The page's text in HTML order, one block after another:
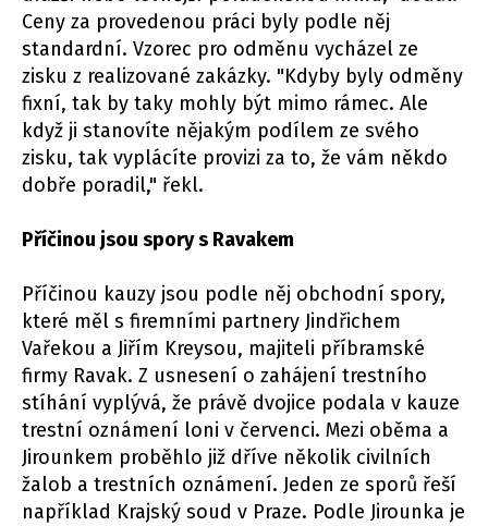
Ceny za provedenou práci byly podle něj
standardní. Vzorec pro odměnu vycházel ze
zisku z realizované zakázky. "Kdyby byly odměny
fixní, tak by taky mohly být mimo rámec. Ale
když ji stanovíte nějakým podílem ze svého
zisku, tak vyplácíte provizi za to, že vám někdo
dobře poradil," řekl.
Příčinou jsou spory s Ravakem
Příčinou kauzy jsou podle něj obchodní spory,
které měl s firemními partnery Jindřichem
Vařekou a Jiřím Kreysou, majiteli příbramské
firmy Ravak. Z usnesení o zahájení trestního
stíhání vyplývá, že právě dvojice podala v kauze
trestní oznámení loni v červenci. Mezi oběma a
Jirounkem proběhlo již dříve několik civilních
žalob a trestních oznámení. Jeden ze sporů řeší
například Krajský soud v Praze. Podle Jirounka je